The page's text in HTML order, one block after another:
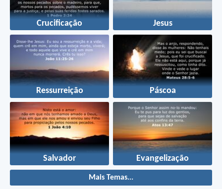
Crucificação Jesus
Ressurreição Páscoa
Salvador Evangelização
Mais Temas...